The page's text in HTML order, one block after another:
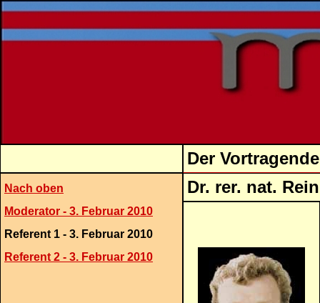
Der
Nach oben
Moderator - 3. Februar 2010
Referent 1 - 3. Februar 2010
Referent 2 - 3. Februar 2010
Dr. rer.